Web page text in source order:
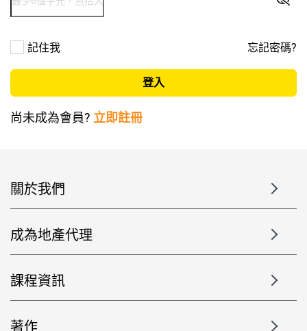
記住我 忘記密碼?
尚未成為會員? 立即註冊
關於我們
成為地產代理
課程資訊
著作